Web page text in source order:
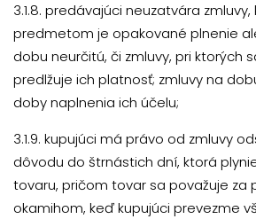
3.1.8. predávajúci neuzatvára zmluvy,
predmetom je opakované plnenie
dobu neurčitú, či zmluvy, pri ktorých
predlžuje ich platnosť; zmluvy na
doby naplnenia ich účelu;
3.1.9. kupujúci má právo od zmluvy
dôvodu do štrnástich dní, ktorá
tovaru, pričom tovar sa považuje za
okamihom, keď kupujúci prevezme